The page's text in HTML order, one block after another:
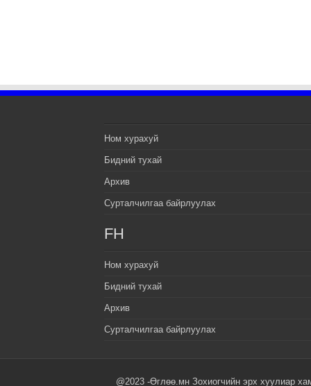
Ном хурахуй
Бидний тухай
Архив
Сурталчилгаа байрлуулах
FH
Ном хурахуй
Бидний тухай
Архив
Сурталчилгаа байрлуулах
@2023 -Өглөө.мн Зохиогчийн эрх хуулиар